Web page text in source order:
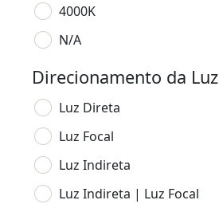
4000K
N/A
Direcionamento da Luz
Luz Direta
Luz Focal
Luz Indireta
Luz Indireta | Luz Focal